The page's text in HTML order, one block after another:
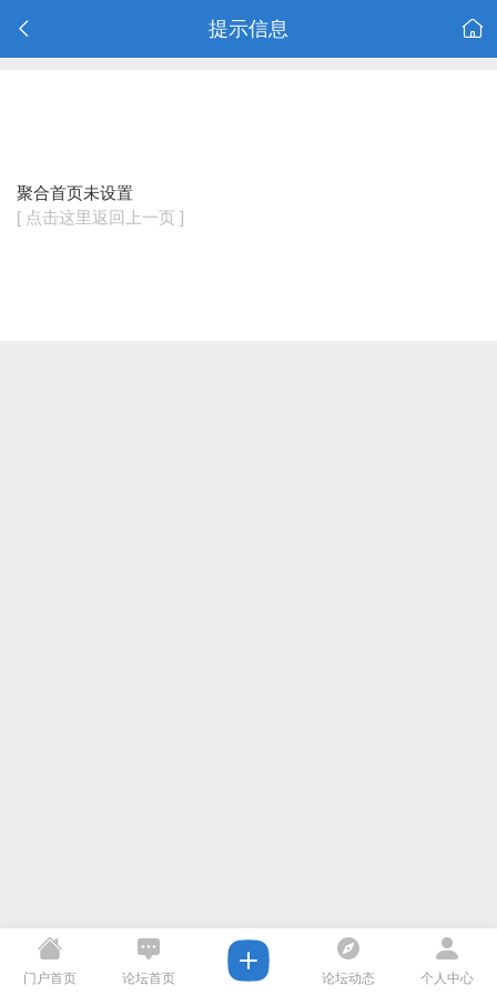
提示信息
聚合首页未设置
[ 点击这里返回上一页 ]
门户首页 论坛首页 论坛动态 个人中心